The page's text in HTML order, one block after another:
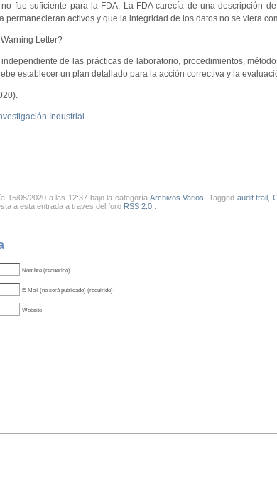
fue suficiente para la FDA. La FDA carecía de una descripción
permanecieran activos y que la integridad de los datos no se viera
Letter?
de las prácticas de laboratorio, procedimientos,
establecer un plan detallado para la acción correctiva y la
Industrial
15/05/2020 a las 12:37 bajo la categoría Archivos Varios . Tagged audit trail
a esta entrada a traves del foro RSS 2.0.
Nombre (requerido)
E-Mail (no será publicado) (requirido)
Website